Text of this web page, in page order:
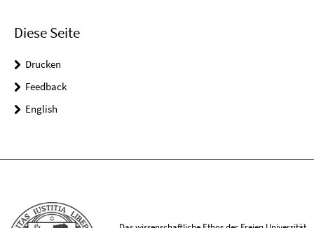
Diese Seite
Drucken
Feedback
English